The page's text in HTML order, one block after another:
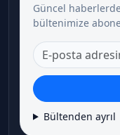
Güncel
bültenimize
Bültenden ayrıl